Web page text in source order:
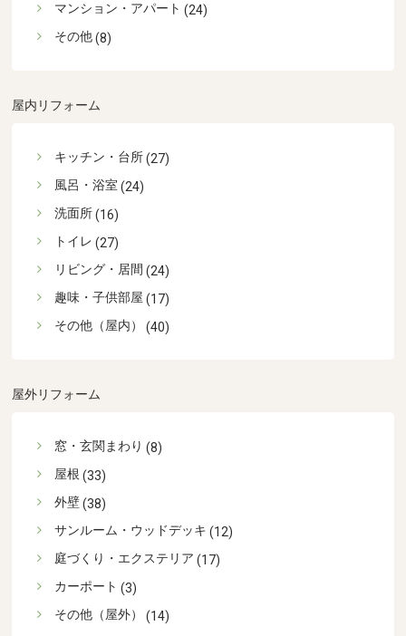
マンション・アパート (24)
その他(8)
屋内リフォーム
キッチン・台所(27)
風呂・浴室 (24)
洗面所(16)
トイレ (27)
リビング・居間 (24)
趣味・子供部屋 (17)
その他（屋内）
(40)
屋外リフォーム
窓・玄関まわり (8)
屋根 (33)
外壁(38)
サンルーム・ウッドデッキ (12)
庭づくり・エクステリア (17)
カーポート (3)
その他（屋外）
(14)